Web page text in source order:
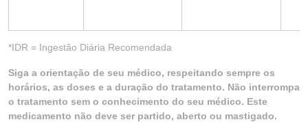
*IDR = Ingestão Diária Recomendada
Siga a orientação de seu médico, respeitando sempre os
horários, as doses e a duração do tratamento. Não interrompa
o tratamento sem o conhecimento do seu médico. Este
medicamento não deve ser partido, aberto ou mastigado.